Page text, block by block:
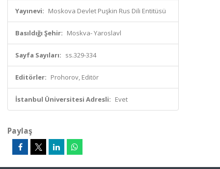
Yayınevi: Moskova Devlet Puşkin Rus Dili Entitüsü
Basıldığı Şehir: Moskva- Yaroslavl
Sayfa Sayıları: ss.329-334
Editörler: Prohorov, Editör
İstanbul Üniversitesi Adresli: Evet
Paylaş